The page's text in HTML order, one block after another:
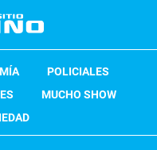
POLICIALES
MUCHO SHOW